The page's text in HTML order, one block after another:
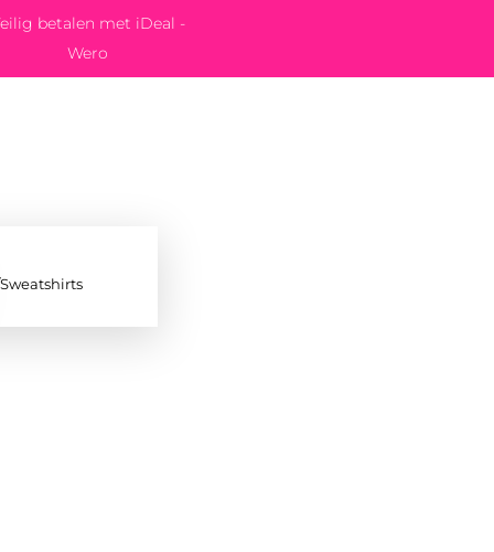
betalen met iDeal -
Wero